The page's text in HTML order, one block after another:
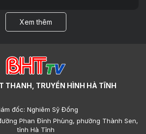
Xem thêm
THANH, TRUYỀN HÌNH HÀ TĨNH
đốc: Nghiêm Sỹ Đống
Phan Đình Phùng, phường Thành Sen,
tỉnh Hà Tĩnh